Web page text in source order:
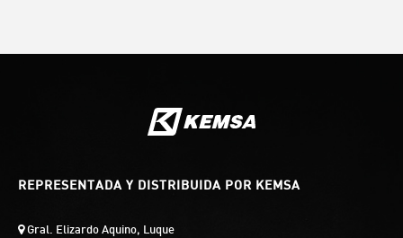
REPRESENTADA Y DISTRIBUIDA POR KEMSA
Gral. Elizardo Aquino, Luque